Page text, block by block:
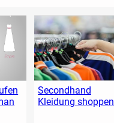
Secondhand
Kleidung shoppen